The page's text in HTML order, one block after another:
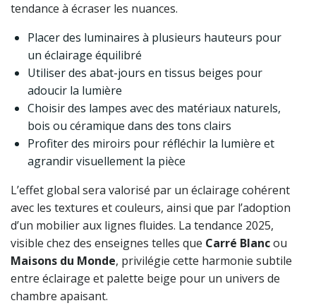
tendance à écraser les nuances.
Placer des luminaires à plusieurs hauteurs pour
un éclairage équilibré
Utiliser des abat-jours en tissus beiges pour
adoucir la lumière
Choisir des lampes avec des matériaux naturels,
bois ou céramique dans des tons clairs
Profiter des miroirs pour réfléchir la lumière et
agrandir visuellement la pièce
L’effet global sera valorisé par un éclairage cohérent
avec les textures et couleurs, ainsi que par l’adoption
d’un mobilier aux lignes fluides. La tendance 2025,
visible chez des enseignes telles que Carré Blancou
Maisons du Monde, privilégie cette harmonie subtile
entre éclairage et palette beige pour un univers de
chambre apaisant.